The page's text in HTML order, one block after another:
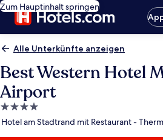
Zum Hauptinhalt springen
Alle Unterkünfte anzeigen
Best Western Hotel
Airport
4.0-
Sterne-
Hotel am Stadtrand mit Restaurant -